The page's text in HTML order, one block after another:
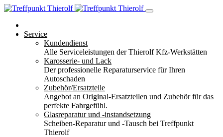
Service
Kundendienst
Alle Serviceleistungen der Thierolf Kfz-Werkstätten
Karosserie- und Lack
Der professionelle Reparaturservice für Ihren
Autoschaden
Zubehör/Ersatzteile
Angebot an Original-Ersatzteilen und Zubehör für das
perfekte Fahrgefühl.
Glasreparatur und -instandsetzung
Scheiben-Reparatur und -Tausch bei Treffpunkt
Thierolf